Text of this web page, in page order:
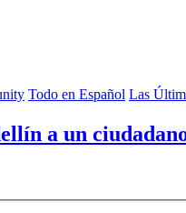
Todo en Español Las
a un